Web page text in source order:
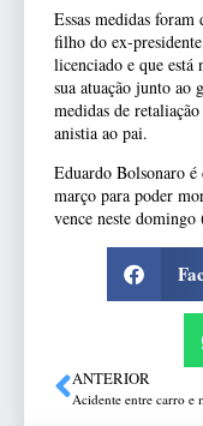
Essas medidas
filho do ex-
licenciado e que está
sua atuação junto ao
medidas de
anistia ao pai.
Eduardo Bolsonaro
março para poder
vence neste domingo
ANTERIOR